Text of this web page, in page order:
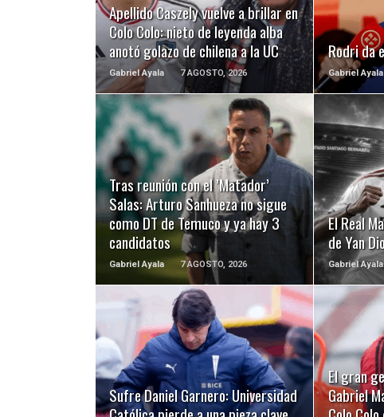
Apellido Caszely vuelve a brillar en
Colo Colo: nieto de leyenda alba
anotó golazo de chilena a la UC
Gabriel Ayala 7 AGOSTO, 2026
Rodri da
Gabriel Ayala
Tras reunión con el ’Matador’
Salas: Arturo Sanhueza no sigue
como DT de Temuco y ya hay 3
candidatos
Gabriel Ayala 7 AGOSTO, 2026
LEER MÁS
El Real
de Yan
Gabriel Ayala
Sufre Daniel Garnero: Universidad
LEER MÁS
El gran
Gabriel